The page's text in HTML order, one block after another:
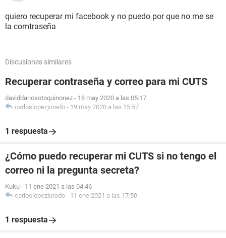
quiero recuperar mi facebook y no puedo por que no me se
la comtraseña
Discusiones similares
Recuperar contraseña y correo para mi CUTS
daviddariosotoquinonez - 18 may 2020 a las 05:17
carloslopezjurado - 19 may 2020 a las 15:57
1 respuesta
¿Cómo puedo recuperar mi CUTS si no tengo el
correo ni la pregunta secreta?
Kuku - 11 ene 2021 a las 04:46
carloslopezjurado - 11 ene 2021 a las 17:50
1 respuesta